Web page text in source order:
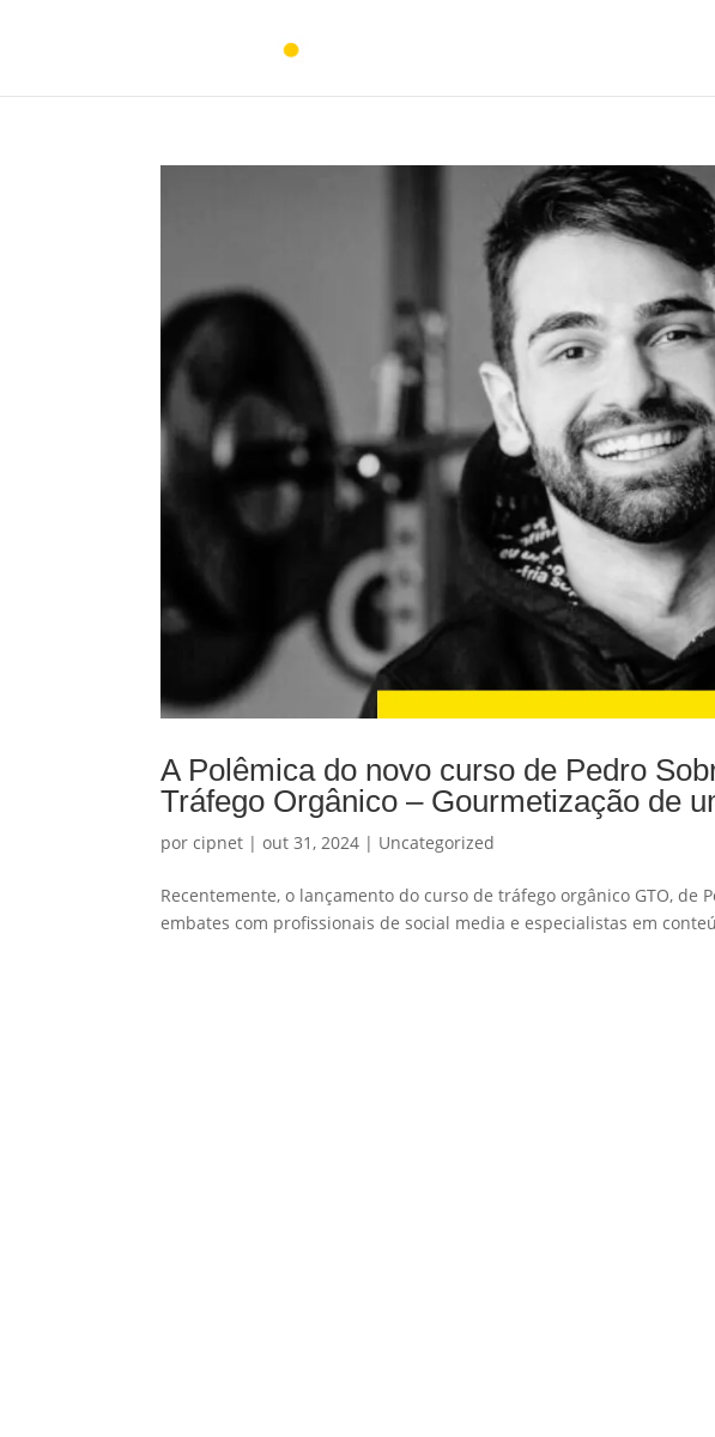
A Polêmica do novo curso de Pedro
Tráfego Orgânico – Gourmetização de
porcipnet |out 31, 2024 | Uncategorized
Recentemente, o lançamento do curso de tráfego orgânico GTO, de
embates com profissionais de social media e especialistas em